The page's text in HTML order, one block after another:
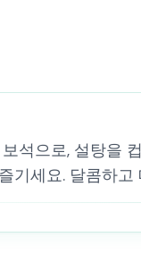
석으로, 설탕을
기세요. 달콤하